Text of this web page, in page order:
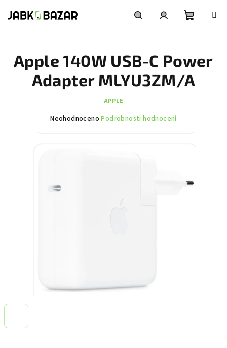
košík
Apple 140W USB-C Power
Adapter MLYU3ZM/A
APPLE
Průměrné
hvězdiček.
Neohodnoceno Podrobnosti hodnocení